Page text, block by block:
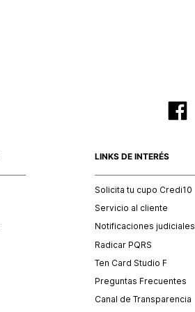
LINKS DE INTERÉS
Solicita tu cupo Credi10
Servicio al cliente
Notificaciones judiciales
Radicar PQRS
Ten Card Studio F
Preguntas Frecuentes
Canal de Transparencia